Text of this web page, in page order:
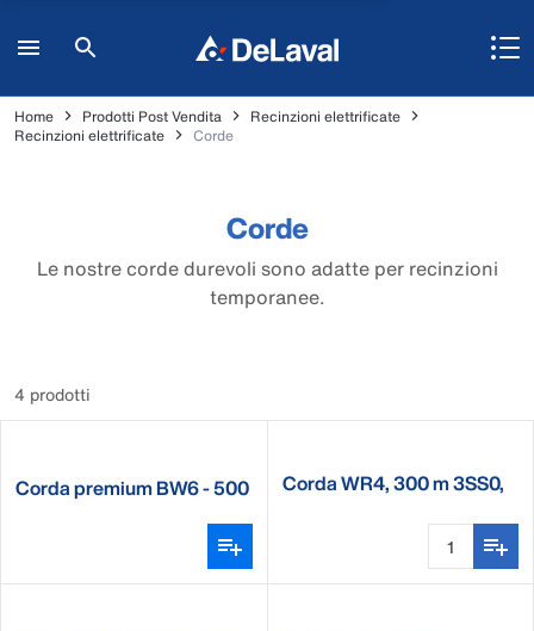
Home Prodotti Post Vendita
Recinzioni elettrificate
Recinzioni elettrificate
Corde
Corde
Le nostre corde durevoli sono adatte per recinzioni
temporanee.
4 prodotti
Corda premium BW6 - 500 Corda WR4, 300 m 3SS0,